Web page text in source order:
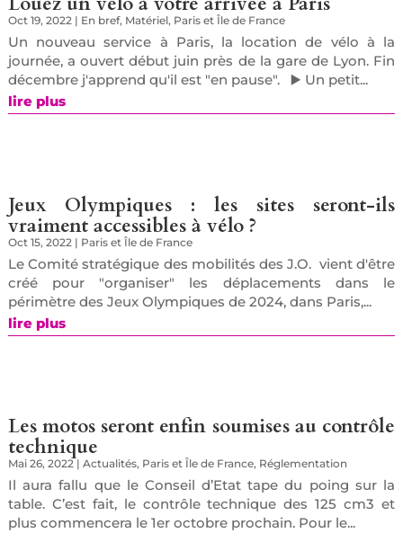
Oct 19, 2022| En bref, Matériel, Paris et Île de France
Un nouveau service à Paris, la location de vélo à la
journée, a ouvert début juin près de la gare de Lyon. Fin
décembre j'apprend qu'il est "en pause". ▶️ Un petit...
lire plus
Jeux Olympiques : les sites seront-ils
vraiment accessibles à vélo ?
Oct 15, 2022 | Paris et Île de France
Le Comité stratégique des mobilités des J.O. vient d'être
créé pour "organiser" les déplacements dans le
périmètre des Jeux Olympiques de 2024, dans Paris,...
lire plus
Les motos seront enfin soumises au contrôle
technique
Mai 26, 2022| Actualités, Paris et Île de France, Réglementation
Il aura fallu que le Conseil d’Etat tape du poing sur la
table. C’est fait, le contrôle technique des 125 cm3 et
plus commencera le 1er octobre prochain. Pour le...